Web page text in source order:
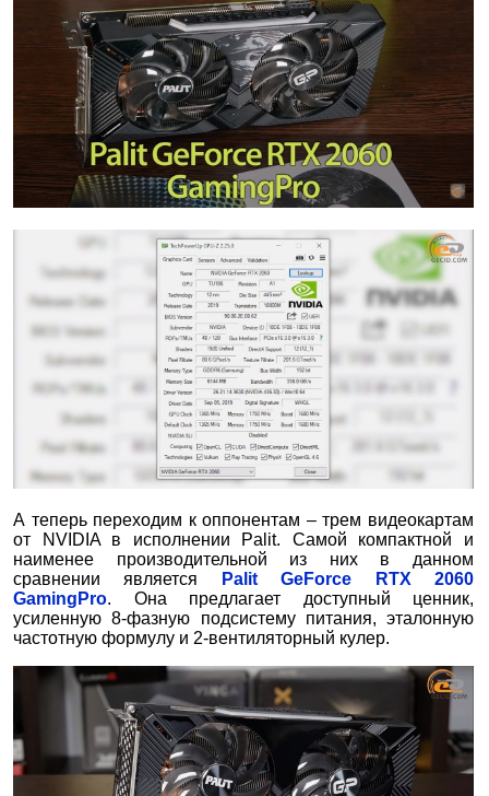
А теперь переходим к оппонентам – трем видеокартам
от NVIDIA в исполнении Palit. Самой компактной и
наименее производительной из них в данном
сравнении является
Palit GeForce RTX 2060
GamingPro. Она предлагает доступный ценник,
усиленную 8-фазную подсистему питания, эталонную
частотную формулу и 2-вентиляторный кулер.